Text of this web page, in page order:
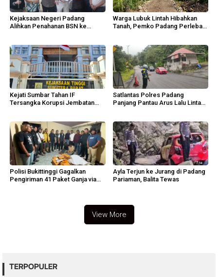
Kejaksaan Negeri Padang
Alihkan Penahanan BSN ke
Warga Lubuk Lintah Hibahkan
Tanah, Pemko Padang Perlebar
Kejati Sumbar Tahan IF
Tersangka Korupsi Jembatan
Satlantas Polres Padang
Panjang Pantau Arus Lalu Lintas
Polisi Bukittinggi Gagalkan
Pengiriman 41 Paket Ganja via
Ayla Terjun ke Jurang di Padang
Pariaman, Balita Tewas
View More
TERPOPULER